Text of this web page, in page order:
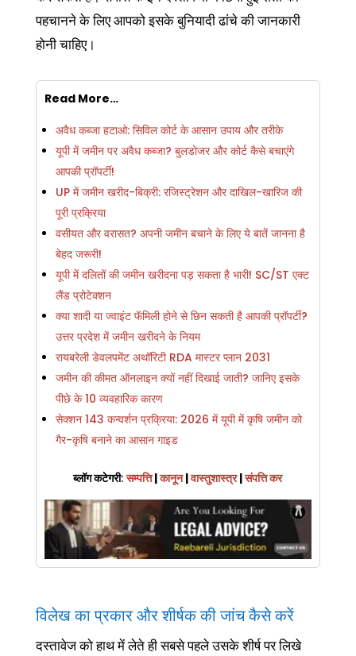
पहचानने के लिए आपको इसके बुनियादी ढांचे की जानकारी
होनी चाहिए।
Read More…
अवैध कब्जा हटाओ: सिविल कोर्ट के आसान उपाय और तरीके
यूपी में जमीन पर अवैध कब्जा? बुलडोजर और कोर्ट कैसे बचाएंगे
आपकी प्रॉपर्टी!
UP में जमीन खरीद-बिक्री: रजिस्ट्रेशन और दाखिल-खारिज की
पूरी प्रक्रिया
वसीयत और वरासत? अपनी जमीन बचाने के लिए ये बातें जानना है
बेहद जरूरी!
यूपी में दलितों की जमीन खरीदना पड़ सकता है भारी! SC/ST एक्ट
लैंड प्रोटेक्शन
क्या शादी या ज्वाइंट फॅमिली होने से छिन सकती है आपकी प्रॉपर्टी?
उत्तर प्रदेश में जमीन खरीदने के नियम
रायबरेली डेवलपमेंट अथॉरिटी RDA मास्टर प्लान 2031
जमीन की कीमत ऑनलाइन क्यों नहीं दिखाई जाती? जानिए इसके
पीछे के 10 व्यवहारिक कारण
सेक्शन 143 कन्वर्शन प्रक्रिया: 2026 में यूपी में कृषि जमीन को
गैर-कृषि बनाने का आसान गाइड
ब्लॉग कटेगरी:सम्पत्ति|कानून|वास्तुशास्त्र|संपत्ति कर
विलेख का प्रकार और शीर्षक की जांच कैसे करें
दस्तावेज को हाथ में लेते ही सबसे पहले उसके शीर्ष पर लिखे